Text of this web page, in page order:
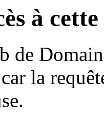
à
de
la